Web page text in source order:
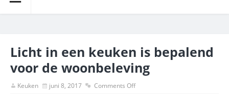
Licht in een keuken is bepalend
voor de woonbeleving
Keuken juni 8, 2017 Comments Off